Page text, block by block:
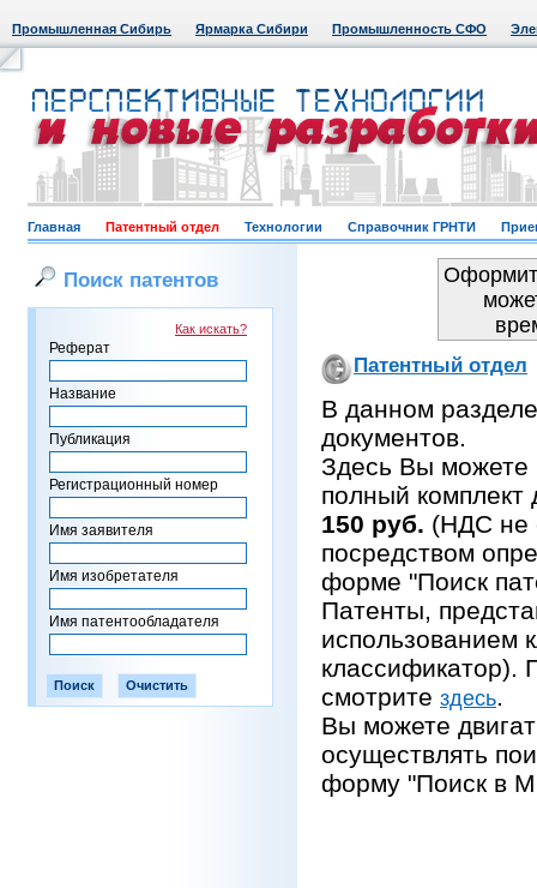
Промышленная Сибирь Ярмарка Сибири Промышленность СФО
Главная Патентный отдел Технологии Справочник ГРНТИ
Поиск патентов
Как искать?
Реферат
Название
Публикация
Регистрационный номер
Имя заявителя
Имя изобретателя
Имя патентообладателя
Патентный отдел
В данном
документов.
Здесь Вы можете
полный комплект
150 руб. (НДС не
посредством
форме "Поиск
Патенты,
использованием
классификатор).
смотрите здесь.
Вы можете
осуществлять
форму "Поиск в